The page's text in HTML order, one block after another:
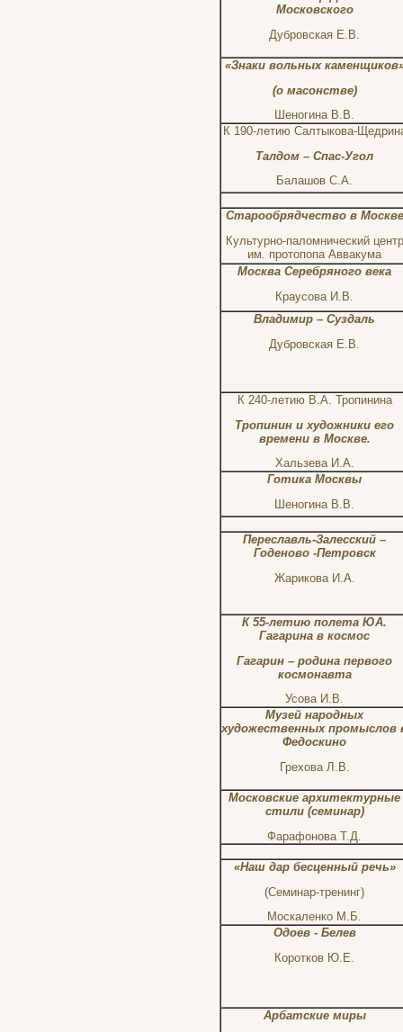
Московского
Дубровская Е.В.
«Знаки вольных
(о масонстве)
Шеногина В.В.
К 190-летию Салтыкова-
Талдом – Спас-Угол
Балашов С.А.
Старообрядчество в Москве
Культурно-паломнический центр
им. протопопа Аввакума
Москва Серебряного века
Краусова И.В.
Владимир – Суздаль
Дубровская Е.В.
К 240-летию В.А. Тропинина
Тропинин и художники его
времени в Москве.
Хальзева И.А.
Готика Москвы
Шеногина В.В.
Переславль-Залесский –
Годеново -Петровск
Жарикова И.А.
К 55-летию полета ЮА.
Гагарина в космос
Гагарин – родина первого
космонавта
Усова И.В.
Музей народных
художественных промыслов
Федоскино
Грехова Л.В.
Московские архитектурные
стили (семинар)
Фарафонова Т.Д.
«Наш дар бесценный речь»
(Семинар-тренинг)
Москаленко М.Б.
Одоев - Белев
Коротков Ю.Е.
Арбатские миры